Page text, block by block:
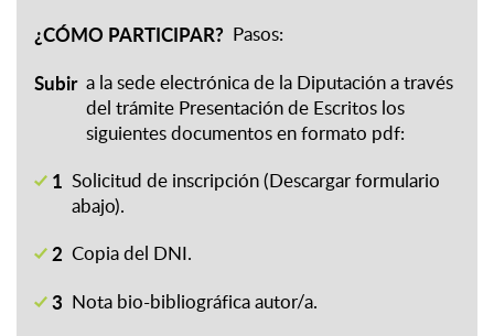
¿CÓMO PARTICIPAR? Pasos:
Subir a la sede electrónica de la Diputación a través
del trámite Presentación de Escritos los
siguientes documentos en formato pdf:
1 Solicitud de inscripción (Descargar formulario
abajo).
2 Copia del DNI.
3 Nota bio-bibliográfica autor/a.